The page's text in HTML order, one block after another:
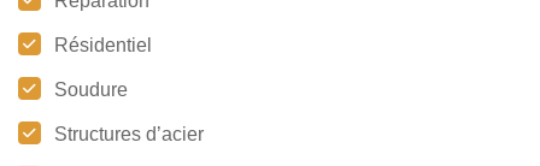
Résidentiel
Soudure
Structures d’acier